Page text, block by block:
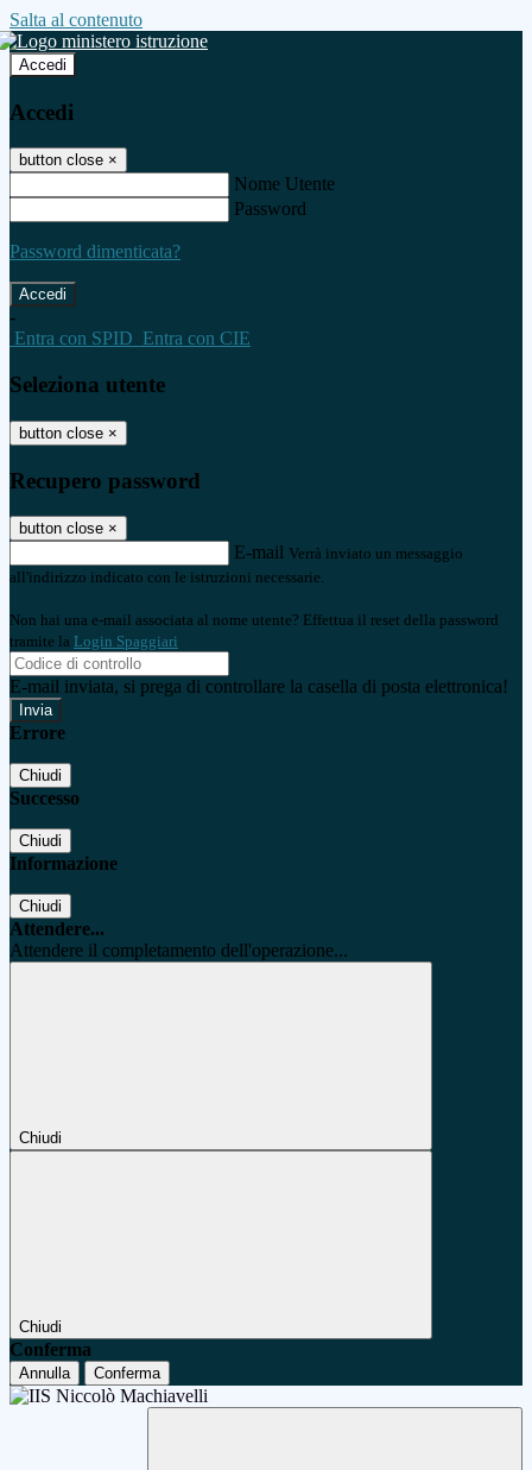
Salta al contenuto
Accedi
Accedi
button close ×
Nome Utente
Password
Password dimenticata?
-
Entra con SPID Entra con CIE
Seleziona utente
button close ×
Recupero password
button close ×
E-mail Verrà inviato un messaggio
all'indirizzo indicato con le istruzioni necessarie.
Non hai una e-mail associata al nome utente? Effettua il reset della password
tramite la Login Spaggiari
E-mail inviata, si prega di controllare la casella di posta elettronica!
Errore
Chiudi
Successo
Chiudi
Informazione
Chiudi
Attendere...
Attendere il completamento dell'operazione...
Chiudi
Chiudi
Conferma
Annulla Conferma